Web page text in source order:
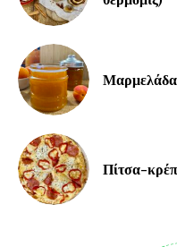
Μαρμελάδα
Πίτσα-